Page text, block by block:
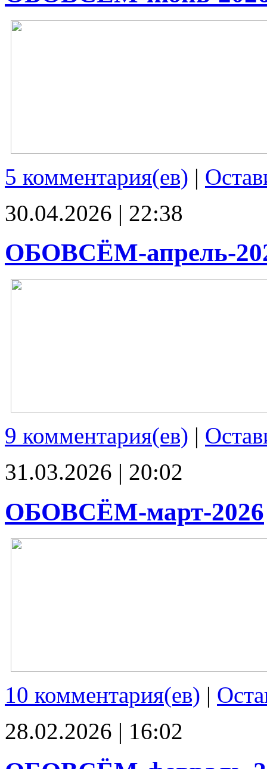
5 комментария(ев) |
30.04.2026 | 22:38
ОБОВСЁМ-апрель-
9 комментария(ев) |
31.03.2026 | 20:02
ОБОВСЁМ-март-2026
10 комментария(ев) |
28.02.2026 | 16:02